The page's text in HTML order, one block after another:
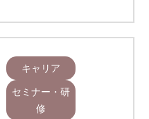
キャリア
セミナー・研
修